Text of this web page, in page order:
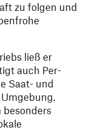
zu folgen und
ließ er
auch Per-
Saat- und
besonders